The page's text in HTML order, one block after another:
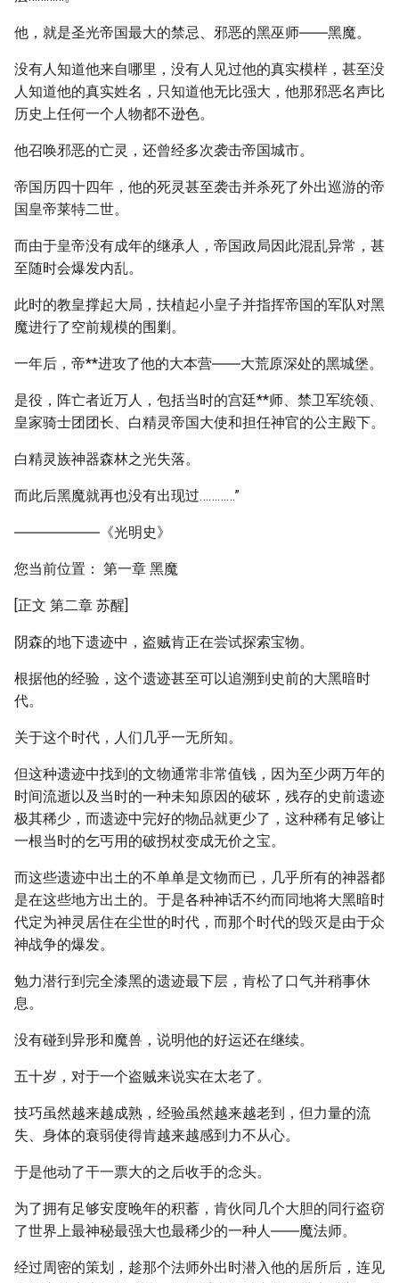
他，就是圣光帝国最大的禁忌、邪恶的黑巫师――黑魔。
没有人知道他来自哪里，没有人见过他的真实模样，甚至没
人知道他的真实姓名，只知道他无比强大，他那邪恶名声比
历史上任何一个人物都不逊色。
他召唤邪恶的亡灵，还曾经多次袭击帝国城市。
帝国历四十四年，他的死灵甚至袭击并杀死了外出巡游的帝
国皇帝莱特二世。
而由于皇帝没有成年的继承人，帝国政局因此混乱异常，甚
至随时会爆发内乱。
此时的教皇撑起大局，扶植起小皇子并指挥帝国的军队对黑
魔进行了空前规模的围剿。
一年后，帝**进攻了他的大本营――大荒原深处的黑城堡。
是役，阵亡者近万人，包括当时的宫廷**师、禁卫军统领、
皇家骑士团团长、白精灵帝国大使和担任神官的公主殿下。
白精灵族神器森林之光失落。
而此后黑魔就再也没有出现过…………”
――――――《光明史》
您当前位置： 第一章 黑魔
[正文 第二章 苏醒]
阴森的地下遗迹中，盗贼肯正在尝试探索宝物。
根据他的经验，这个遗迹甚至可以追溯到史前的大黑暗时
代。
关于这个时代，人们几乎一无所知。
但这种遗迹中找到的文物通常非常值钱，因为至少两万年的
时间流逝以及当时的一种未知原因的破坏，残存的史前遗迹
极其稀少，而遗迹中完好的物品就更少了，这种稀有足够让
一根当时的乞丐用的破拐杖变成无价之宝。
而这些遗迹中出土的不单单是文物而已，几乎所有的神器都
是在这些地方出土的。于是各种神话不约而同地将大黑暗时
代定为神灵居住在尘世的时代，而那个时代的毁灭是由于众
神战争的爆发。
勉力潜行到完全漆黑的遗迹最下层，肯松了口气并稍事休
息。
没有碰到异形和魔兽，说明他的好运还在继续。
五十岁，对于一个盗贼来说实在太老了。
技巧虽然越来越成熟，经验虽然越来越老到，但力量的流
失、身体的衰弱使得肯越来越感到力不从心。
于是他动了干一票大的之后收手的念头。
为了拥有足够安度晚年的积蓄，肯伙同几个大胆的同行盗窃
了世界上最神秘最强大也最稀少的一种人――魔法师。
经过周密的策划，趁那个法师外出时潜入他的居所后，连见